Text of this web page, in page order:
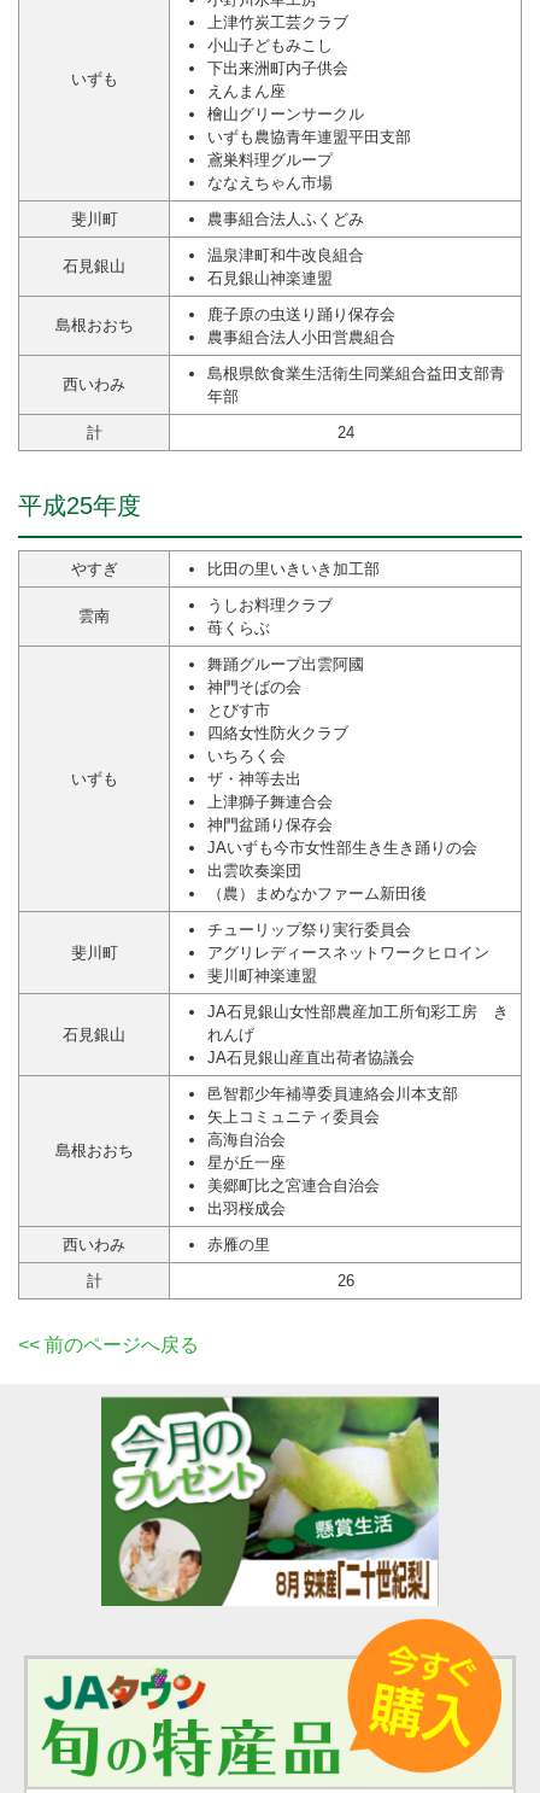
いずも
上津竹炭工芸クラブ
小山子どもみこし
下出来洲町内子供会
えんまん座
檜山グリーンサークル
いずも農協青年連盟平田支部
鳶巣料理グループ
ななえちゃん市場
斐川町
農事組合法人ふくどみ
石見銀山
温泉津町和牛改良組合
石見銀山神楽連盟
島根おおち
鹿子原の虫送り踊り保存会
農事組合法人小田営農組合
西いわみ
島根県飲食業生活衛生同業組合益田支部青
年部
計
24
平成25年度
やすぎ 比田の里いきいき加工部
雲南
うしお料理クラブ
苺くらぶ
いずも
舞踊グループ出雲阿國
神門そばの会
とびす市
四絡女性防火クラブ
いちろく会
ザ・神等去出
上津獅子舞連合会
神門盆踊り保存会
JAいずも今市女性部生き生き踊りの会
出雲吹奏楽団
（農）まめなかファーム新田後
斐川町
チューリップ祭り実行委員会
アグリレディースネットワークヒロイン
斐川町神楽連盟
石見銀山
JA石見銀山女性部農産加工所旬彩工房 き
れんげ
JA石見銀山産直出荷者協議会
島根おおち
邑智郡少年補導委員連絡会川本支部
矢上コミュニティ委員会
高海自治会
星が丘一座
美郷町比之宮連合自治会
出羽桜成会
西いわみ
赤雁の里
計
26
<< 前のページへ戻る